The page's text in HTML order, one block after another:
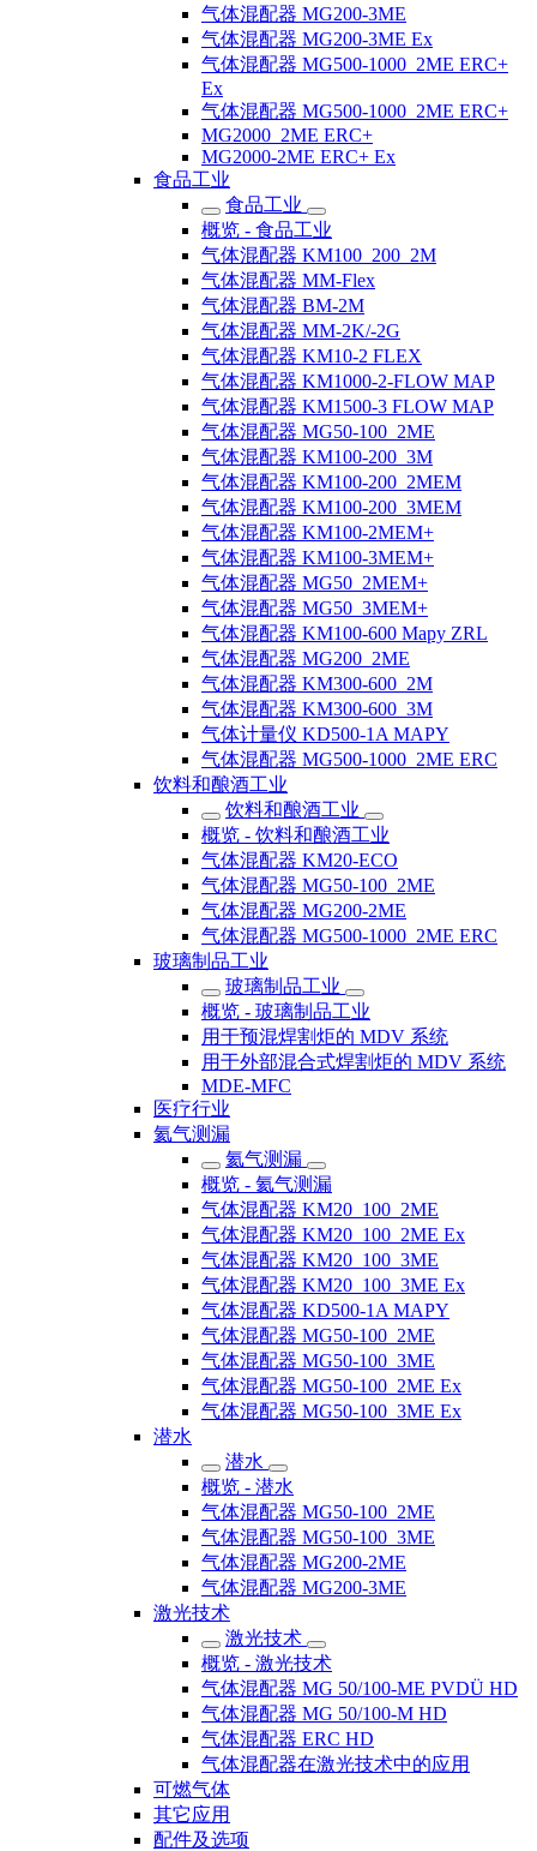
气体混配器 MG200-3ME
气体混配器 MG200-3ME Ex
气体混配器 MG500-1000_2ME ERC+
Ex
气体混配器 MG500-1000_2ME ERC+
MG2000_2ME ERC+
MG2000-2ME ERC+ Ex
食品工业
食品工业
概览 - 食品工业
气体混配器 KM100_200_2M
气体混配器 MM-Flex
气体混配器 BM-2M
气体混配器 MM-2K/-2G
气体混配器 KM10-2 FLEX
气体混配器 KM1000-2-FLOW MAP
气体混配器 KM1500-3 FLOW MAP
气体混配器 MG50-100_2ME
气体混配器 KM100-200_3M
气体混配器 KM100-200_2MEM
气体混配器 KM100-200_3MEM
气体混配器 KM100-2MEM+
气体混配器 KM100-3MEM+
气体混配器 MG50_2MEM+
气体混配器 MG50_3MEM+
气体混配器 KM100-600 Mapy ZRL
气体混配器 MG200_2ME
气体混配器 KM300-600_2M
气体混配器 KM300-600_3M
气体计量仪 KD500-1A MAPY
气体混配器 MG500-1000_2ME ERC
饮料和酿酒工业
饮料和酿酒工业
概览 - 饮料和酿酒工业
气体混配器 KM20-ECO
气体混配器 MG50-100_2ME
气体混配器 MG200-2ME
气体混配器 MG500-1000_2ME ERC
玻璃制品工业
玻璃制品工业
概览 - 玻璃制品工业
用于预混焊割炬的 MDV 系统
用于外部混合式焊割炬的 MDV 系统
MDE-MFC
医疗行业
氦气测漏
氦气测漏
概览 - 氦气测漏
气体混配器 KM20_100_2ME
气体混配器 KM20_100_2ME Ex
气体混配器 KM20_100_3ME
气体混配器 KM20_100_3ME Ex
气体混配器 KD500-1A MAPY
气体混配器 MG50-100_2ME
气体混配器 MG50-100_3ME
气体混配器 MG50-100_2ME Ex
气体混配器 MG50-100_3ME Ex
潜水
潜水
概览 - 潜水
气体混配器 MG50-100_2ME
气体混配器 MG50-100_3ME
气体混配器 MG200-2ME
气体混配器 MG200-3ME
激光技术
激光技术
概览 - 激光技术
气体混配器 MG 50/100-ME PVDÜ HD
气体混配器 MG 50/100-M HD
气体混配器 ERC HD
气体混配器在激光技术中的应用
可燃气体
其它应用
配件及选项